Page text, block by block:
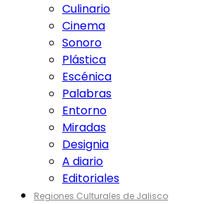
Culinario
Cinema
Sonoro
Plástica
Escénica
Palabras
Entorno
Miradas
Designia
A diario
Editoriales
Regiones Culturales de Jalisco